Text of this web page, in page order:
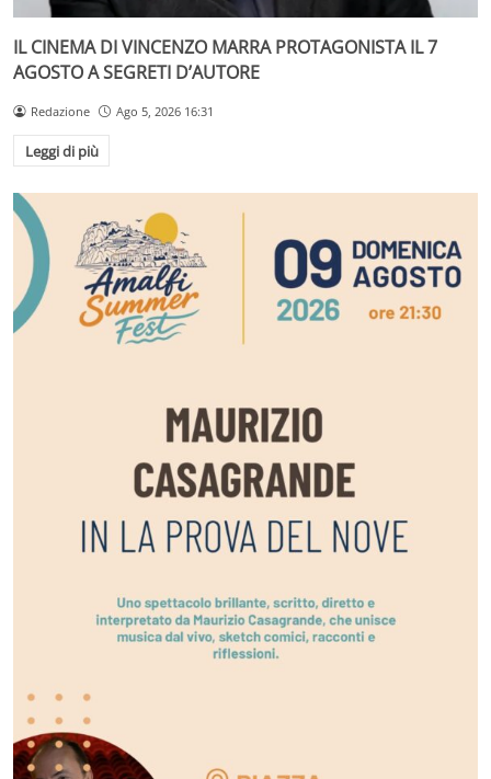
IL CINEMA DI VINCENZO MARRA PROTAGONISTA IL 7
AGOSTO A SEGRETI D’AUTORE
Redazione Ago 5, 2026 16:31
Leggi di più